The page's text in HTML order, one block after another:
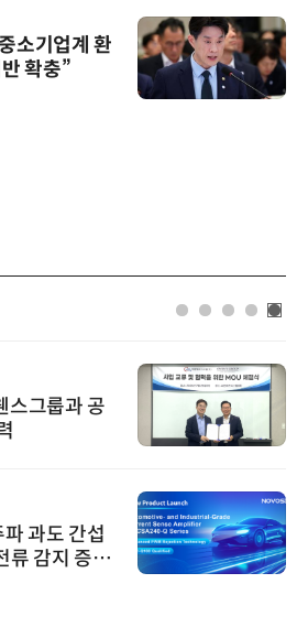
소기업계 환
확충”
, 'AI EXPO KOREA 20
료… AI 전 생애주기 아
, 에이데이타 'SCV 기반
터'에 DQ인증 최고 등급